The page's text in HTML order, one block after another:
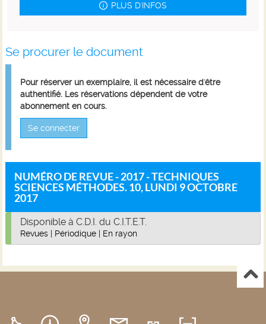
PLUS D'INFOS
Se procurer le document
Pour réserver un exemplaire, il est nécessaire d'être
authentifié. Les réservations dépendent de votre
abonnement en cours.
Se connecter
NUMÉRO DE REVUE - 2017 - TECHNIQUES
SCIENCES MÉTHODES. 10, LUNDI 9 OCTOBRE
2017
Disponible à C.D.I. du C.I.T.E.T.
Revues | Périodique | En rayon